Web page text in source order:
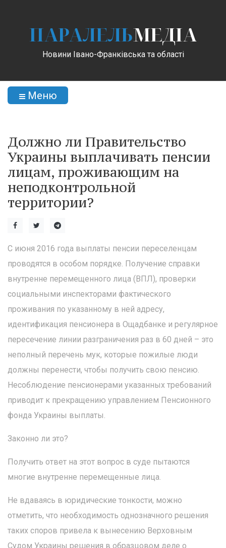
ПАРАЛЕЛЬМЕДІА
Новини Івано-Франківська та області
Меню
Должно ли Правительство
Украины выплачивать пенсии
лицам, проживающим на
неподконтрольной
территории?
С июня 2016 года выплаты пенсии переселенцам
проводятся в особом порядке. Получение справки
внутренне перемещенного лица (ВПЛ), проверки
социальными инспекторами фактического
проживания по указанному в ней адресу,
идентификация пенсионера в Ощадбанке и регулярное
пересечение линии разграничения раз в 60 дней – это
неполный перечень мук, которые пожилые люди
должны перенести, чтобы получить свою пенсию.
Несоблюдение пенсионерами указанных требований
приводит к прекращению управлением Пенсионного
фонда Украины выплаты.
Законно ли это?
Получить ответ на этот вопрос в суде пытаются
многие внутренне перемещенные лица.
Не вдаваясь в юридические тонкости, можно
отметить, что необходимость однозначного решения
таких споров привела к вынесению Верховным
Судом Украины решения в образцовом деле о